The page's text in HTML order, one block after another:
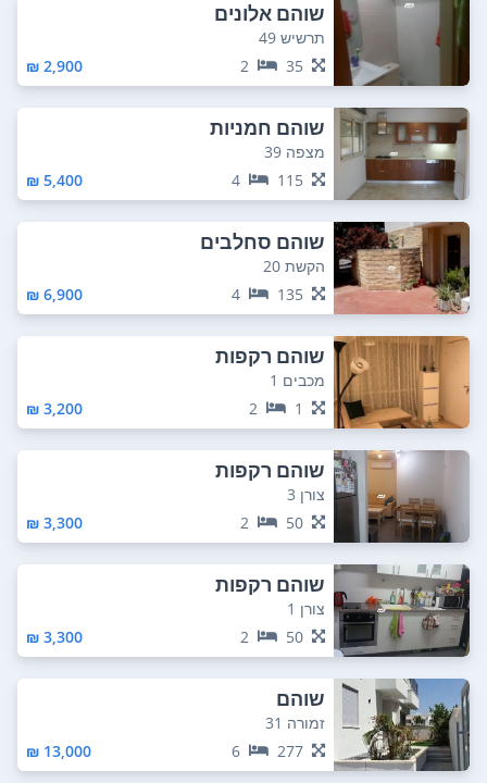
שוהם אלונים
תרשיש 49
35
2
2,900 ₪
שוהם חמניות
מצפה 39
115
4
5,400 ₪
שוהם סחלבים
הקשת 20
135
4
6,900 ₪
שוהם רקפות
מכבים 1
1
2
3,200 ₪
שוהם רקפות
צורן 3
50
2
3,300 ₪
שוהם רקפות
צורן 1
50
2
3,300 ₪
שוהם
זמורה 31
277
6
13,000 ₪